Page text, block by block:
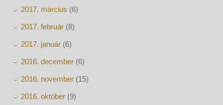
2017. március (6)
2017. február(8)
2017. január(6)
2016. december(6)
2016. november(15)
2016. október(9)